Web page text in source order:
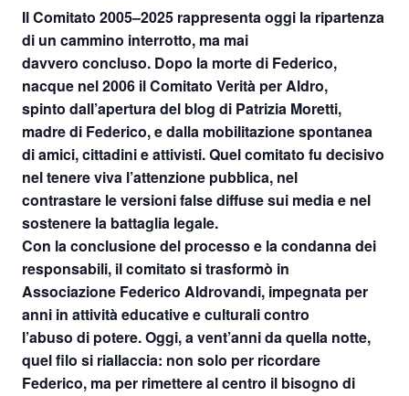
Il Comitato 2005–2025 rappresenta oggi la ripartenza
di un cammino interrotto, ma mai
davvero concluso. Dopo la morte di Federico,
nacque nel 2006 il Comitato Verità per Aldro,
spinto dall’apertura del blog di Patrizia Moretti,
madre di Federico, e dalla mobilitazione spontanea
di amici, cittadini e attivisti. Quel comitato fu decisivo
nel tenere viva l’attenzione pubblica, nel
contrastare le versioni false diffuse sui media e nel
sostenere la battaglia legale.
Con la conclusione del processo e la condanna dei
responsabili, il comitato si trasformò in
Associazione Federico Aldrovandi, impegnata per
anni in attività educative e culturali contro
l’abuso di potere. Oggi, a vent’anni da quella notte,
quel filo si riallaccia: non solo per ricordare
Federico, ma per rimettere al centro il bisogno di